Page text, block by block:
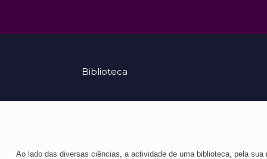
Biblioteca
Ao lado das diversas ciências, a actividade de uma biblioteca, pela